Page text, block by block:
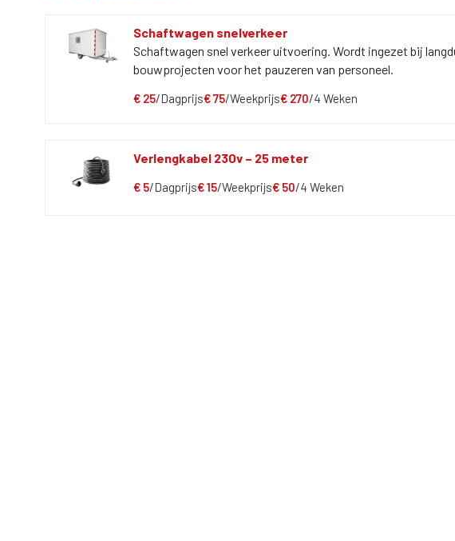
Schaftwagen snelverkeer
Schaftwagen snel verkeer uitvoering. Wordt ingezet bij
bouwprojecten voor het pauzeren van personeel.
€ 25/Dagprijs€75/Weekprijs€ 270/4 Weken
Verlengkabel 230v – 25 meter
€ 5/Dagprijs€15/Weekprijs€ 50/4 Weken